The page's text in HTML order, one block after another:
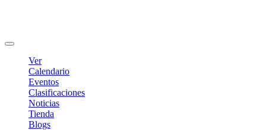
Ver
Calendario
Eventos
Clasificaciones
Noticias
Tienda
Blogs